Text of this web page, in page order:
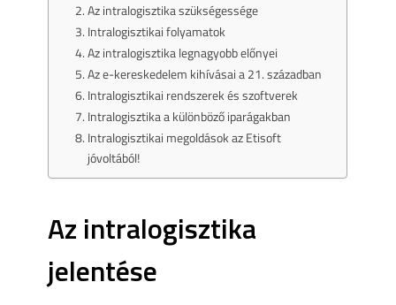
Az intralogisztika szükségessége
Intralogisztikai folyamatok
Az intralogisztika legnagyobb előnyei
Az e-kereskedelem kihívásai a 21. században
Intralogisztikai rendszerek és szoftverek
Intralogisztika a különböző iparágakban
Intralogisztikai megoldások az Etisoft
jóvoltából!
Az intralogisztika
jelentése